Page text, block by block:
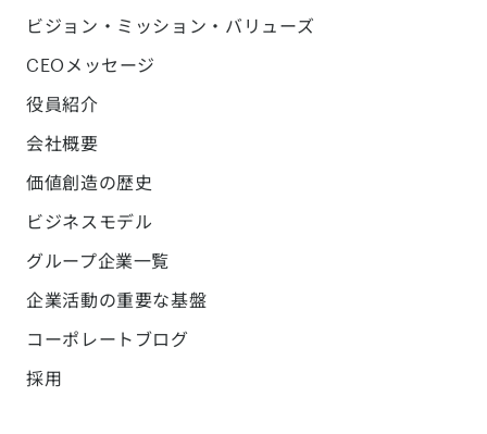
ビジョン・ミッション・バリューズ
CEOメッセージ
役員紹介
会社概要
価値創造の歴史
ビジネスモデル
グループ企業一覧
企業活動の重要な基盤
コーポレートブログ
採用